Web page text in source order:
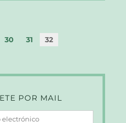
30 31 32
POR MAIL